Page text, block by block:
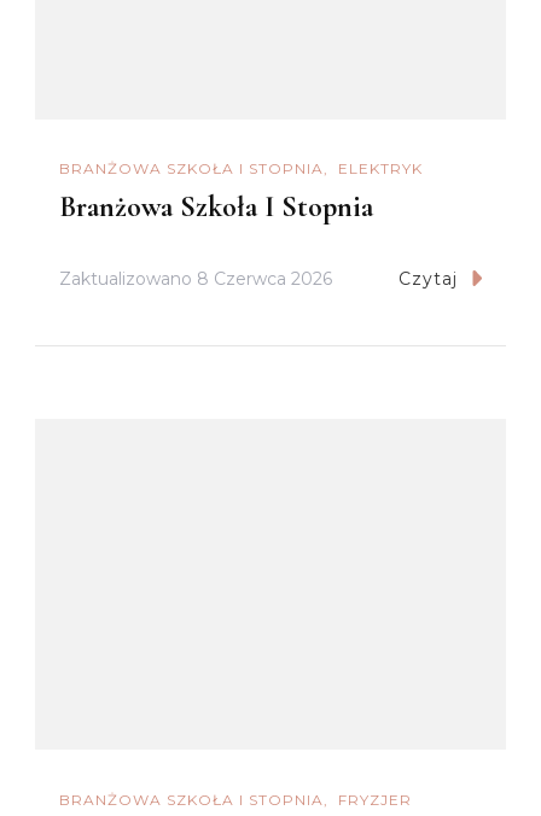
BRANŻOWA SZKOŁA I STOPNIA ELEKTRYK
Branżowa Szkoła I Stopnia
Zaktualizowano 8 Czerwca 2026 Czytaj
BRANŻOWA SZKOŁA I STOPNIA FRYZJER